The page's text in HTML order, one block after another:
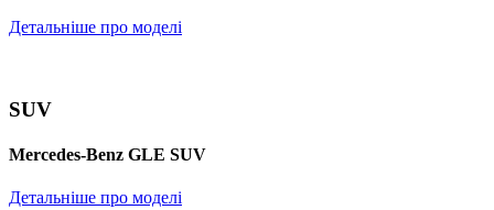
Детальніше про моделі
SUV
Mercedes-Benz GLE SUV
Детальніше про моделі